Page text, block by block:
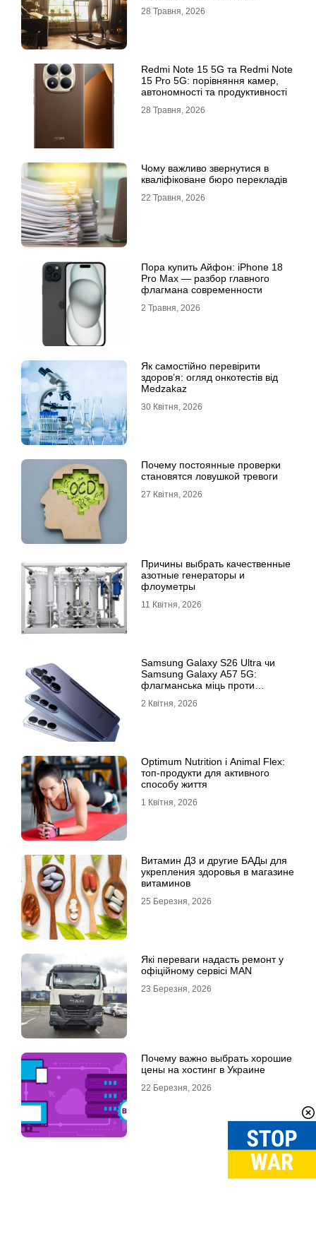
28 Травня, 2026
Redmi Note 15 5G та Redmi Note
15 Pro 5G: порівняння камер,
автономності та продуктивності
28 Травня, 2026
Чому важливо звернутися в
кваліфіковане бюро перекладів
22 Травня, 2026
Пора купить Айфон: iPhone 18
Pro Max — разбор главного
флагмана современности
2 Травня, 2026
Як самостійно перевірити
здоров’я: огляд онкотестів від
Medzakaz
30 Квітня, 2026
Почему постоянные проверки
становятся ловушкой тревоги
27 Квітня, 2026
Причины выбрать качественные
азотные генераторы и
флоуметры
11 Квітня, 2026
Samsung Galaxy S26 Ultra чи
Samsung Galaxy A57 5G:
флагманська міць проти
2 Квітня, 2026
Optimum Nutrition і Animal Flex:
топ-продукти для активного
способу життя
1 Квітня, 2026
Витамин Д3 и другие БАДы для
укрепления здоровья в магазине
витаминов
25 Березня, 2026
Які переваги надасть ремонт у
офіційному сервісі MAN
23 Березня, 2026
Почему важно выбрать хорошие
цены на хостинг в Украине
22 Березня, 2026